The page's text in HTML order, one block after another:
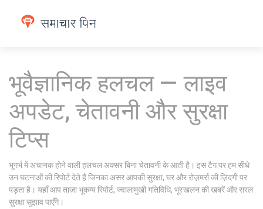
भूवैज्ञानिक हलचल — लाइव
अपडेट, चेतावनी और सुरक्षा
टिप्स
भूगर्भ में अचानक होने वाली हलचल अक्सर बिना चेतावनी के आती है। इस टैग पर हम सीधे
उन घटनाओं की रिपोर्ट देते हैं जिनका असर आपकी सुरक्षा, घर और रोज़मर्रा की ज़िंदगी पर
पड़ता है। यहाँ आप ताज़ा भूकम्प रिपोर्ट, ज्वालामुखी गतिविधि, भूस्खलन की खबरें और सरल
सुरक्षा सुझाव पाएँगे।